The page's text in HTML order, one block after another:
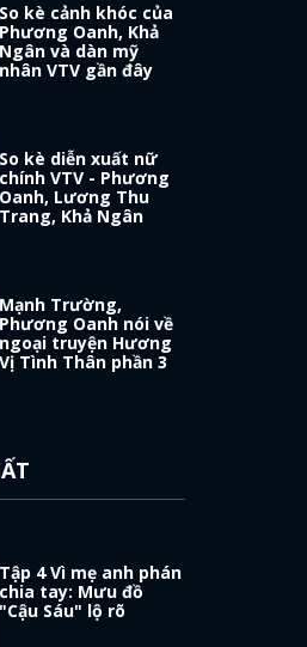
So kè cảnh khóc của
Phương Oanh, Khả
Ngân và dàn mỹ
nhân VTV gần đây
So kè diễn xuất nữ
chính VTV - Phương
Oanh, Lương Thu
Trang, Khả Ngân
Mạnh Trường,
Phương Oanh nói về
ngoại truyện Hương
Vị Tình Thân phần 3
Tập 4 Vì mẹ anh phán
chia tay: Mưu đồ
"Cậu Sáu" lộ rõ